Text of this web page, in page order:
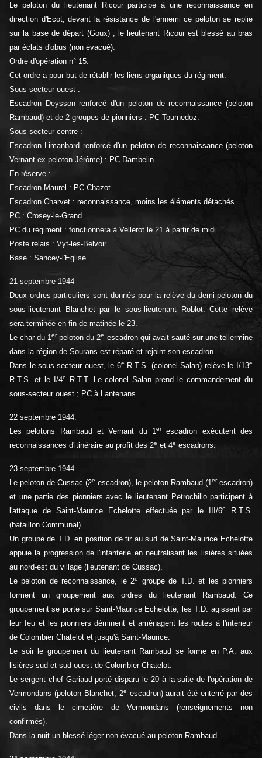
Le peloton du lieutenant Ricour participe à une reconnaissance en
direction d'Ecot, devant la résistance de l'ennemi ce peloton se replie
sur la base de départ (Goux) ; le lieutenant Ricour est blessé au bras
par éclats d'obus (non évacué).
Ordre d'opération n° 15.
Cet ordre a pour but de rétablir les liens organiques du régiment.
Sous-secteur ouest :
Escadron Deysson renforcé d'un peloton de reconnaissance (peloton
Rambaud) et de 2 groupes de pionniers : PC Tournedoz.
Sous-secteur centre :
Escadron Limanbard renforcé d'un peloton de reconnaissance (peloton
Vernant ex peloton Jérôme) : PC Dambelin.
En réserve :
Escadron Maurel : PC Chazot.
Escadron Charvet : reconnaissance, moins les éléments détachés.
PC : Crosey-le-Grand
PC du régiment : fonctionnera à Vellerot le 21 à partir de midi.
Poste relais : Vyt-les-Belvoir
Base : Sancey-l'Eglise.
21 septembre 1944
Deux ordres particuliers sont donnés pour la relève du demi peloton du
sous-lieutenant Blanchet par le sous-lieutenant Roblot. Cette relève
sera terminée en fin de matinée le 23.
Le char du 1erpeloton du 2e escadron qui avait sauté sur une tellermine
dans la région de Sourans est réparé et rejoint son escadron.
Dans le sous-secteur ouest, le 6e R.T.S. (colonel Salan) relève le I/13e
R.T.S. et le I/4e
R.T.T. Le colonel Salan prend le commandement du
sous-secteur ouest ; PC à Lantenans.
22 septembre 1944.
Les pelotons Rambaud et Vernant du 1erescadron exécutent des
reconnaissances d'itinéraire au profit des 2e et 4e escadrons.
23 septembre 1944
Le peloton de Cussac (2e escadron), le peloton Rambaud (1erescadron)
et une partie des pionniers avec le lieutenant Petrochillo participent à
l'attaque de Saint-Maurice Echelotte effectuée par le III/6e
R.T.S.
(bataillon Communal).
Un groupe de T.D. en position de tir au sud de Saint-Maurice Echelotte
appuie la progression de l'infanterie en neutralisant les lisières situées
au nord-est du village (lieutenant de Cussac).
Le peloton de reconnaissance, le 2e
groupe de T.D. et les pionniers
forment un groupement aux ordres du lieutenant Rambaud. Ce
groupement se porte sur Saint-Maurice Echelotte, les T.D. agissent par
leur feu et les pionniers déminent et aménagent les routes à l'intérieur
de Colombier Chatelot et jusqu'à Saint-Maurice.
Le soir le groupement du lieutenant Rambaud se forme en P.A. aux
lisières sud et sud-ouest de Colombier Chatelot.
Le sergent chef Gariaud porté disparu le 20 à la suite de l'opération de
Vermondans (peloton Blanchet, 2e escadron) aurait été enterré par des
civils dans le cimetière de Vermondans (renseignements non
confirmés).
Dans la nuit un blessé léger non évacué au peloton Rambaud.